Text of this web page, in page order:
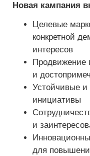
Новая кампания
Целевые
конкретной
интересов
Продвижение
и
Устойчивые и
инициативы
и
для